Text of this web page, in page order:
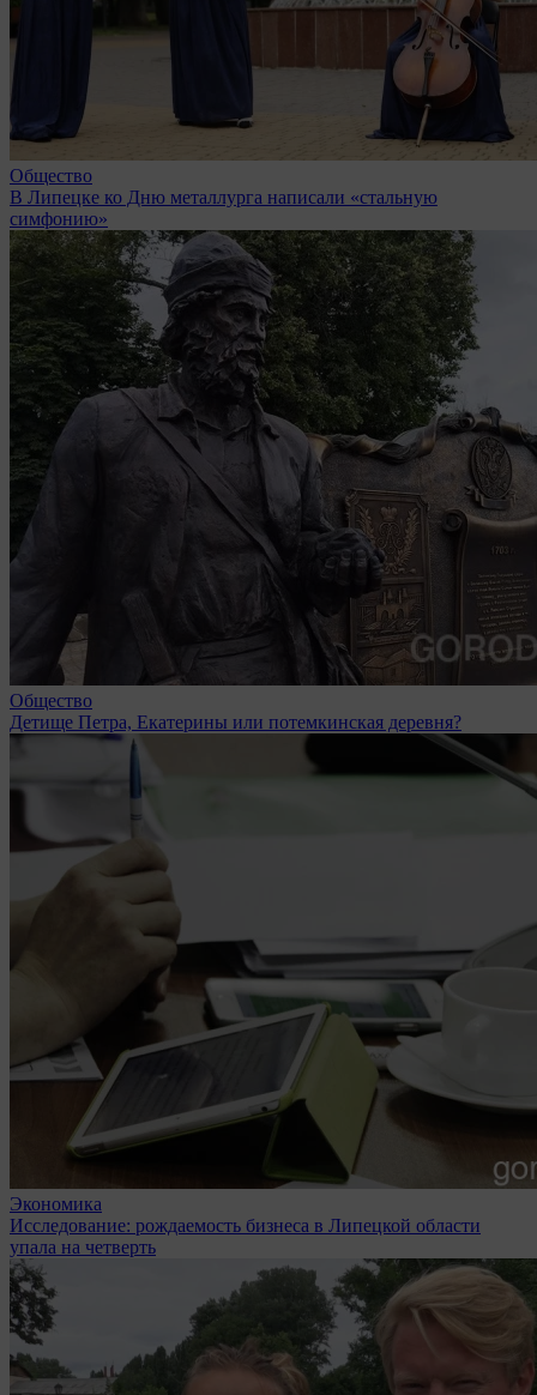
Общество
В Липецке ко Дню металлурга написали «стальную
симфонию»
Общество
Детище Петра, Екатерины или потемкинская деревня?
Экономика
Исследование: рождаемость бизнеса в Липецкой области
упала на четверть